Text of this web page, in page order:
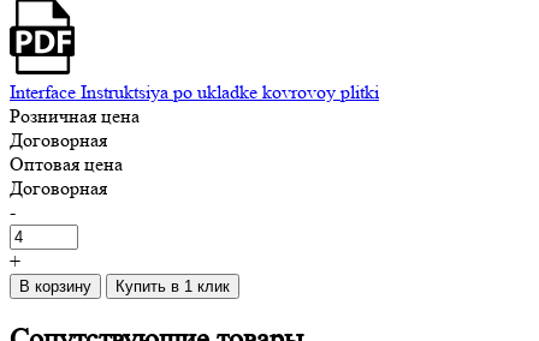
Interface Instruktsiya po ukladke kovrovoy plitki
Розничная цена
Договорная
Оптовая цена
Договорная
-
+
В корзину Купить в 1 клик